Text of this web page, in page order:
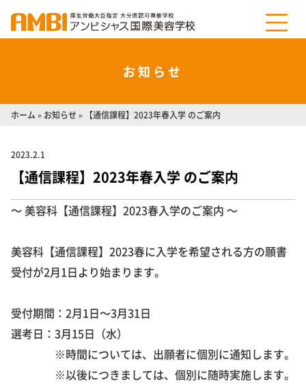
お知らせ
ホーム » お知らせ » 【通信課程】2023年春入学 のご案内
2023.2.1
【通信課程】2023年春入学 のご案内
～ 美容科【通信課程】2023春入学のご案内 ～
美容科【通信課程】2023春に入学を希望される方の願書
受付が2月1日より始まります。
受付期間：2月1日～3月31日
選考日：3月15日（水）
※時間については、出願者に個別に通知します。
※以後につきましては、個別に随時実施します。